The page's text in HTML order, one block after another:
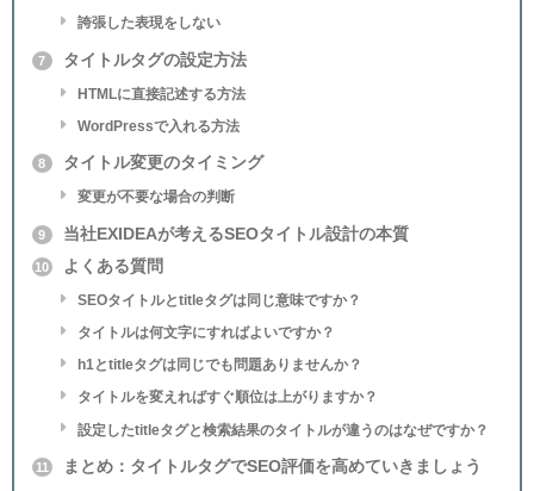
誇張した表現をしない
7 タイトルタグの設定方法
HTMLに直接記述する方法
WordPressで入れる方法
8 タイトル変更のタイミング
変更が不要な場合の判断
9 当社EXIDEAが考えるSEOタイトル設計の本質
10 よくある質問
SEOタイトルとtitleタグは同じ意味ですか？
タイトルは何文字にすればよいですか？
h1とtitleタグは同じでも問題ありませんか？
タイトルを変えればすぐ順位は上がりますか？
設定したtitleタグと検索結果のタイトルが違うのはなぜですか？
11 まとめ：タイトルタグでSEO評価を高めていきましょう